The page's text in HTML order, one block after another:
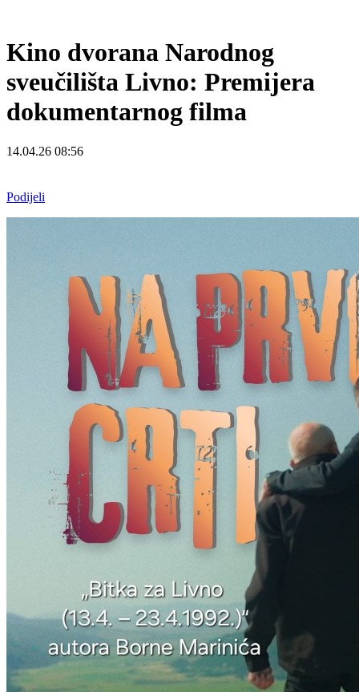
Kino dvorana Narodnog
sveučilišta Livno: Premijera
dokumentarnog filma
14.04.26 08:56
Podijeli